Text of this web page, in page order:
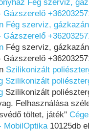
Fég szerviz,
Fég szerviz,
Fég szerviz,
Szilikonizált
Szilikonizált
Szilikonizált
Felhasználása
töltet, játék"
MobilOptika10125db